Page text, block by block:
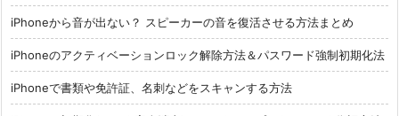
iPhoneから音が出ない？ スピーカーの音を復活させる方法まとめ
iPhoneのアクティベーションロック解除方法＆パスワード強制初期化法
iPhoneで書類や免許証、名刺などをスキャンする方法